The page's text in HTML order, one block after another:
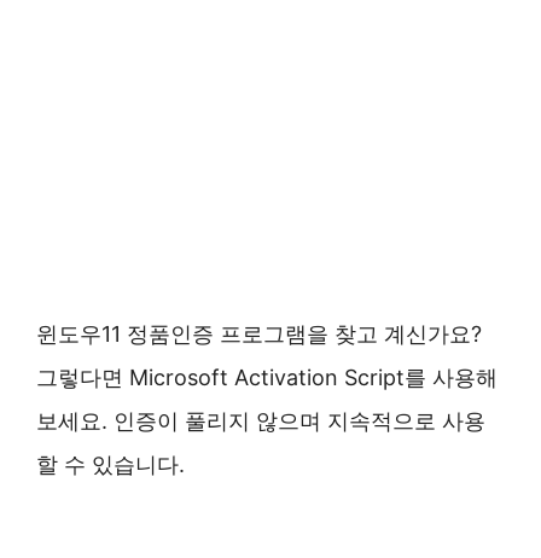
윈도우11 정품인증 프로그램을 찾고 계신가요?
그렇다면 Microsoft Activation Script를 사용해
보세요. 인증이 풀리지 않으며 지속적으로 사용
할 수 있습니다.